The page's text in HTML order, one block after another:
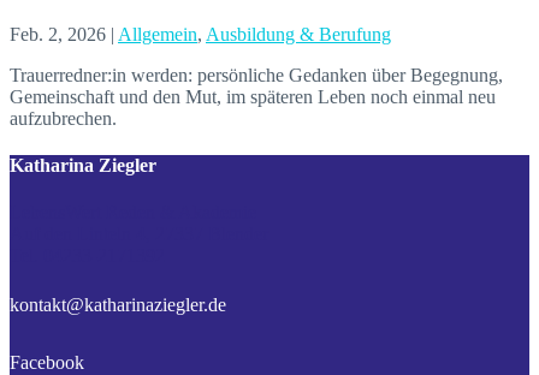
Feb. 2, 2026 | Allgemein, Ausbildung & Berufung
Trauerredner:in werden: persönliche Gedanken über Begegnung,
Gemeinschaft und den Mut, im späteren Leben noch einmal neu
aufzubrechen.
Katharina Ziegler
kontakt@katharinaziegler.de
Facebook